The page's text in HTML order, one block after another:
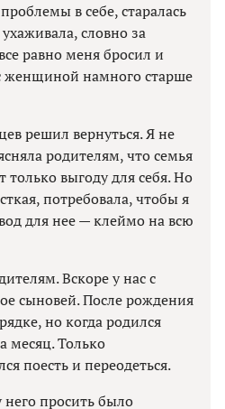
в себе, старалась
словно за
равно меня бросил и
женщиной намного старше
решил вернуться. Я не
родителям, что семья
выгоду для себя. Но
потребовала, чтобы я
для нее — клеймо на всю
Вскоре у нас с
сыновей. После рождения
но когда родился
месяц. Только
поесть и переодеться.
просить было